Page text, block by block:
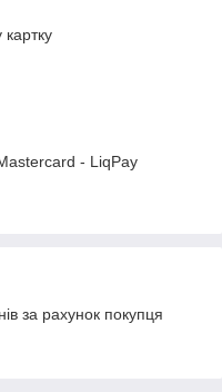
- LiqPay
за рахунок покупця